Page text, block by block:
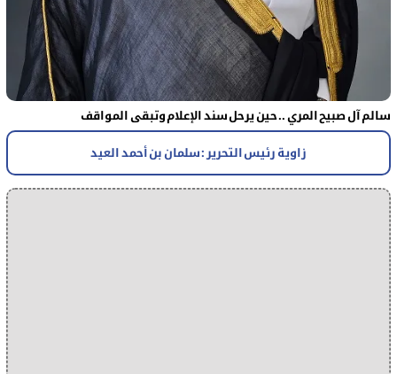
سالم آل صبيح المري .. حين يرحل سند الإعلام وتبقى المواقف
زاوية رئيس التحرير : سلمان بن أحمد العيد